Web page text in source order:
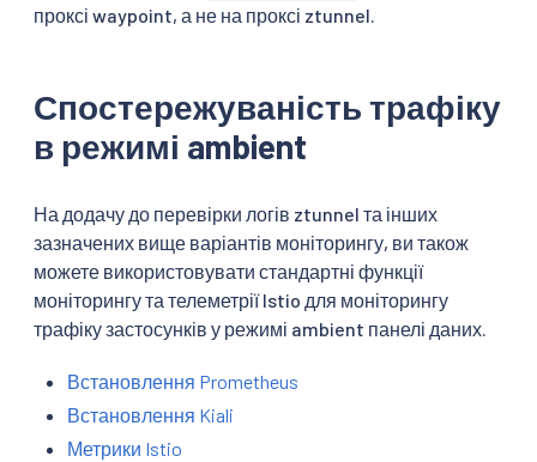
проксі waypoint, а не на проксі ztunnel.
Спостережуваність трафіку
в режимі ambient
На додачу до перевірки логів ztunnel та інших
зазначених вище варіантів моніторингу, ви також
можете використовувати стандартні функції
моніторингу та телеметрії Istio для моніторингу
трафіку застосунків у режимі ambient панелі даних.
Встановлення Prometheus
Встановлення Kiali
Метрики Istio